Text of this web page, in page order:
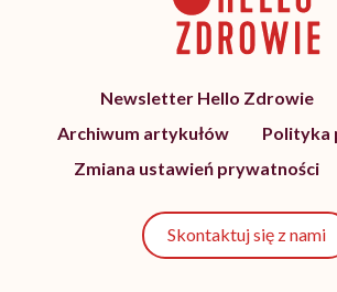
Newsletter Hello Zdrowie
Archiwum artykułów
Polityka
Zmiana ustawień prywatności
Skontaktuj się z nami